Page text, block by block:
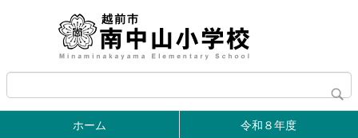
ホーム 令和８年度